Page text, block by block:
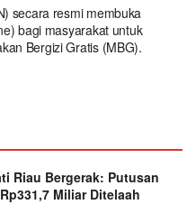
secara resmi membuka
bagi masyarakat untuk
Bergizi Gratis (MBG).
Riau Bergerak: Putusan
Miliar Ditelaah